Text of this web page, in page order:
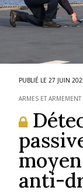
27 JUIN
ARMES ET ARMEMENT
anti-